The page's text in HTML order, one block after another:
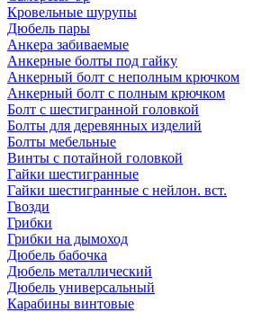
Кровельные шурупы
Дюбель пары
Анкера забиваемые
Анкерные болты под гайку
Анкерный болт с неполным крючком
Анкерный болт с полным крючком
Болт с шестигранной головкой
Болты для деревянных изделий
Болты мебельные
Винты с потайной головкой
Гайки шестигранные
Гайки шестигранные с нейлон. вст.
Гвозди
Грибки
Грибки на дымоход
Дюбель бабочка
Дюбель металлический
Дюбель универсальный
Карабины винтовые